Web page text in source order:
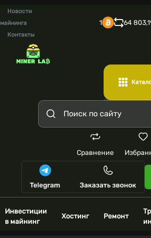
Новости
майнинга
Контакты
1 64
Сравнение
Инвестиции
в майнинг
Хостинг Ремонт
ин